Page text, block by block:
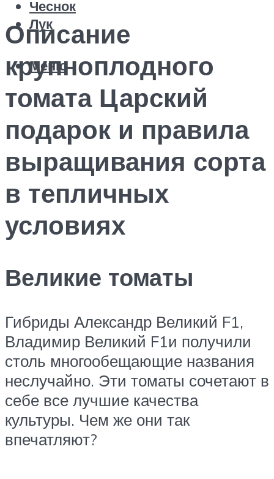
Чеснок
Лук
Меню
Описание
крупноплодного
томата Царский
подарок и правила
выращивания сорта
в тепличных
условиях
Великие томаты
Гибриды Александр Великий F1,
Владимир Великий F1и получили
столь многообещающие названия
неслучайно. Эти томаты сочетают в
себе все лучшие качества
культуры. Чем же они так
впечатляют?